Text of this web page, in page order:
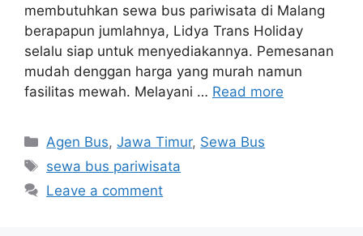
membutuhkan sewa bus pariwisata di Malang
berapapun jumlahnya, Lidya Trans Holiday
selalu siap untuk menyediakannya. Pemesanan
mudah denggan harga yang murah namun
fasilitas mewah. Melayani … Read more
Categories
Agen Bus,Jawa Timur, Sewa Bus
Tags
sewa bus pariwisata
Leave a comment